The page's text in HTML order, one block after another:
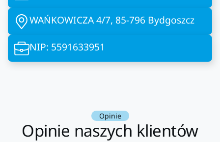
WAŃKOWICZA 4/7, 85-796 Bydgoszcz
NIP: 5591633951
Opinie
Opinie naszych klientów